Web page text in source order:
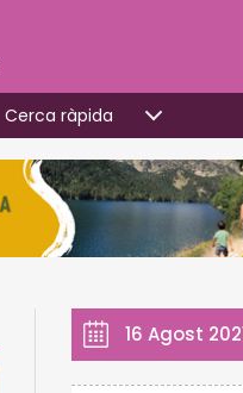
Cerca ràpida
16 Agost